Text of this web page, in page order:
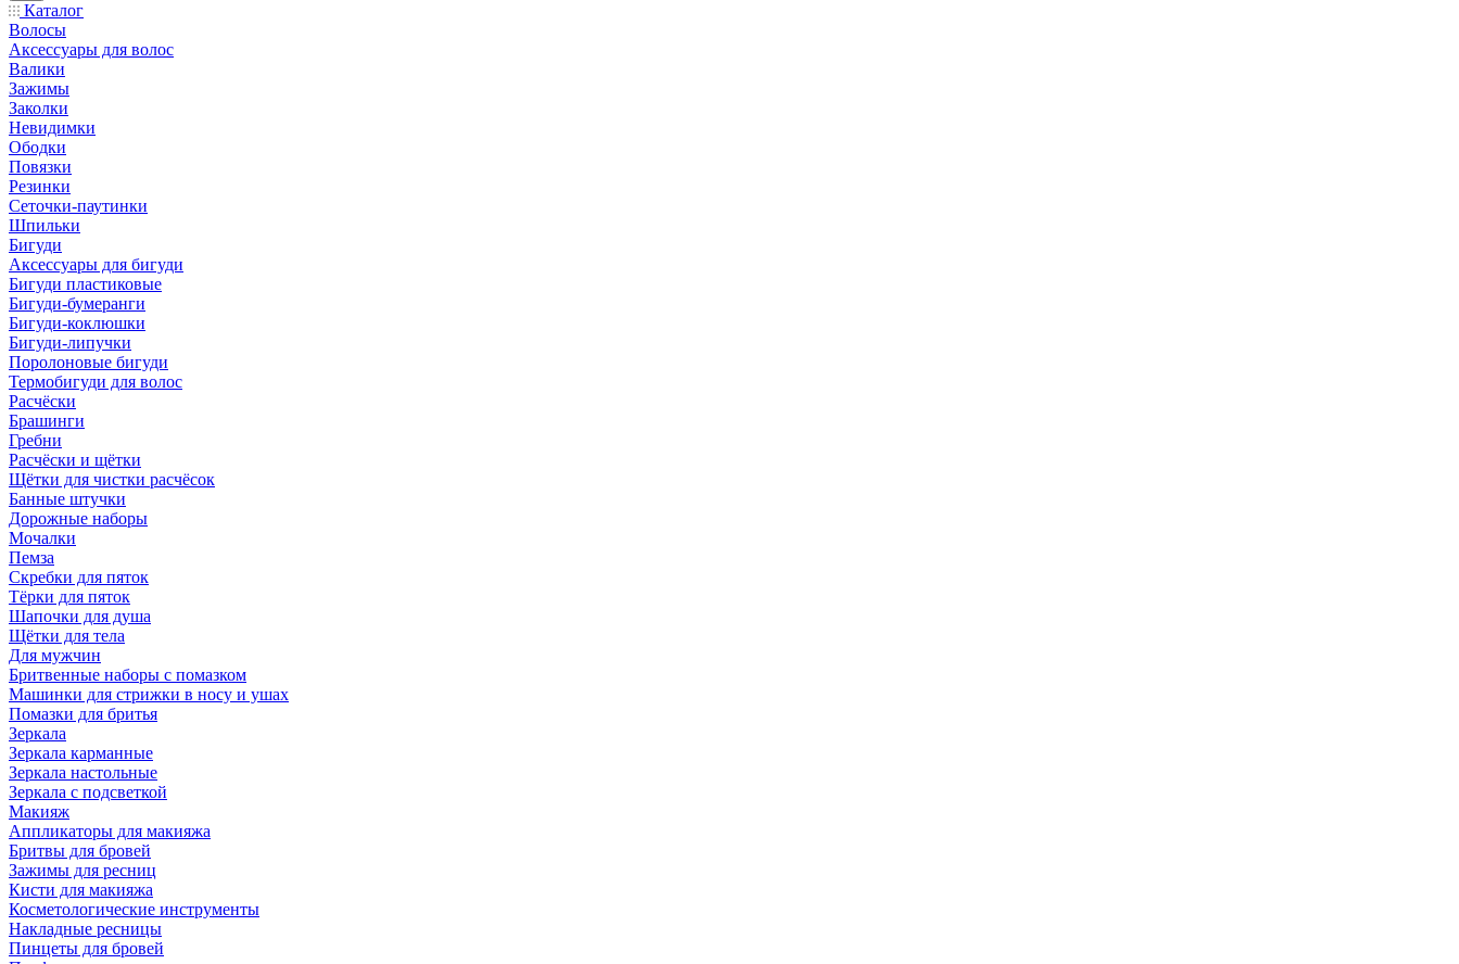
Каталог
Волосы
Аксессуары для волос
Валики
Зажимы
Заколки
Невидимки
Ободки
Повязки
Резинки
Сеточки-паутинки
Шпильки
Бигуди
Аксессуары для бигуди
Бигуди пластиковые
Бигуди-бумеранги
Бигуди-коклюшки
Бигуди-липучки
Поролоновые бигуди
Термобигуди для волос
Расчёски
Брашинги
Гребни
Расчёски и щётки
Щётки для чистки расчёсок
Банные штучки
Дорожные наборы
Мочалки
Пемза
Скребки для пяток
Тёрки для пяток
Шапочки для душа
Щётки для тела
Для мужчин
Бритвенные наборы с помазком
Машинки для стрижки в носу и ушах
Помазки для бритья
Зеркала
Зеркала карманные
Зеркала настольные
Зеркала с подсветкой
Макияж
Аппликаторы для макияжа
Бритвы для бровей
Зажимы для ресниц
Кисти для макияжа
Косметологические инструменты
Накладные ресницы
Пинцеты для бровей